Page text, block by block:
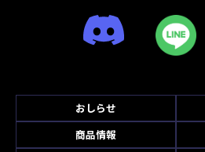
おしらせ
商品情報